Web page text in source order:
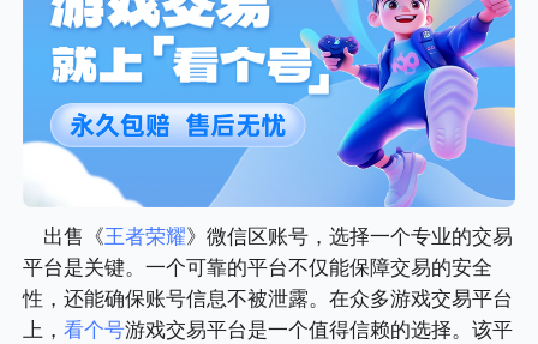
出售《王者荣耀》微信区账号，选择一个专业的交易
平台是关键。一个可靠的平台不仅能保障交易的安全
性，还能确保账号信息不被泄露。在众多游戏交易平台
上，看个号游戏交易平台是一个值得信赖的选择。该平